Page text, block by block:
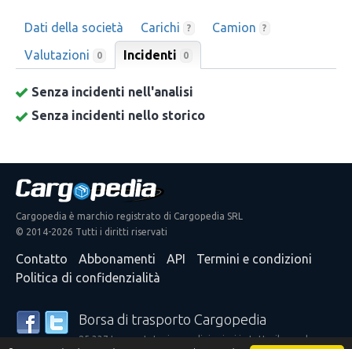
Dati della società Carichi ? Camion ?
Valutazioni 0 Incidenti 0
Senza incidenti nell'analisi
Senza incidenti nello storico
Cargopedia è marchio registrato di Cargopedia SRL
© 2014-2026 Tutti i diritti riservati
Contatto Abbonamenti API
Termini e condizioni
Politica di confidenzialità
Borsa di trasporto Cargopedia
25.337 trasportatori e spedizionieri in tutto il mondo